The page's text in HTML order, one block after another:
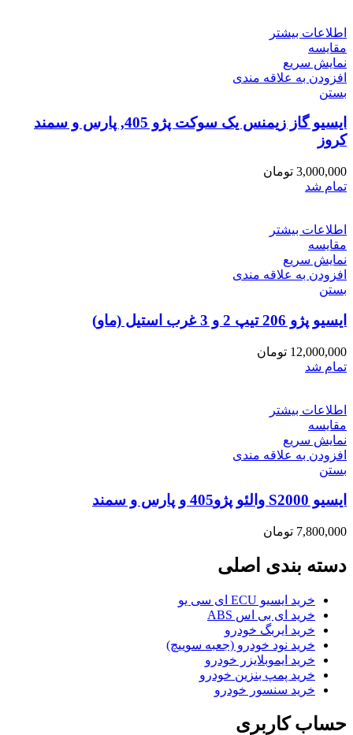
اطلاعات بیشتر
مقایسه
نمایش سریع
افزودن به علاقه مندی
بستن
ایسیو گاز زیمنس یک سوکت پژو 405, پارس و سمند
کروز
3,000,000 تومان
تمام شد
اطلاعات بیشتر
مقایسه
نمایش سریع
افزودن به علاقه مندی
بستن
ایسیو پژو 206 تیپ 2 و 3 غرب استیل (ماو)
12,000,000 تومان
تمام شد
اطلاعات بیشتر
مقایسه
نمایش سریع
افزودن به علاقه مندی
بستن
ایسیو S2000 والئو پژو405 و پارس و سمند
7,800,000 تومان
دسته بندی اصلی
خرید ایسیو ECU ای سی یو
خرید ای بی اس ABS
خرید ایربگ خودرو
خرید نود خودرو (جعبه سوییچ)
خرید ایموبلایزر خودرو
خرید پمپ بنزین خودرو
خرید سنسور خودرو
حساب کاربری